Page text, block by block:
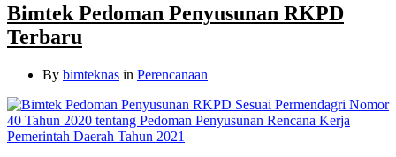
Bimtek Pedoman Penyusunan RKPD
Terbaru
By bimteknas in Perencanaan